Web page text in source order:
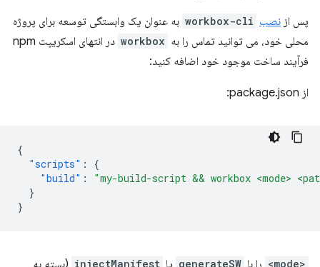
پس از نصب workbox-cli به عنوان یک وابستگی توسعه برای پروژه
محلی خود، می توانید تماس را به workbox
در انتهای اسکریپت npm
فرآیند ساخت موجود خود اضافه کنید:
از package.json:
{
"scripts" :
{
"build" :
"my-build-script && workbox <mode>
}
}
<mode>
generateSW
injectManifest